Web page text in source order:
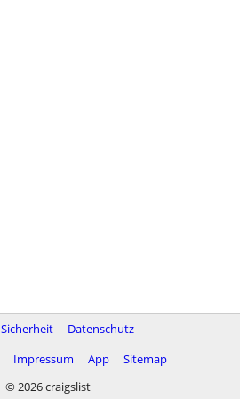
Sicherheit
Datenschutz
Impressum App
Sitemap
© 2026 craigslist